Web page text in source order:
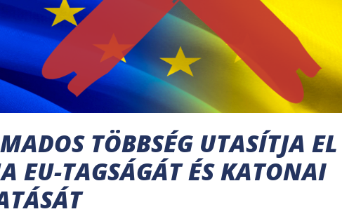
TÖBBSÉG UTASÍTJA EL
EU-TAGSÁGÁT ÉS KATONAI